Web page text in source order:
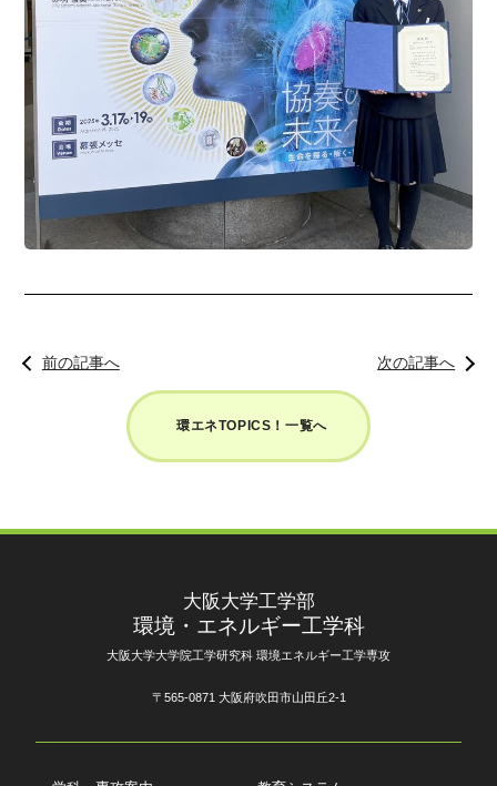
前の記事へ 次の記事へ
環エネTOPICS！一覧へ
大阪大学工学部
環境・エネルギー工学科
大阪大学大学院工学研究科 環境エネルギー工学専攻
〒565-0871 大阪府吹田市山田丘2-1